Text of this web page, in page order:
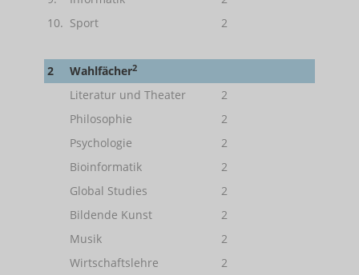
10. Sport 2
2 Wahlfächer2
Literatur und Theater
2
Philosophie
2
Psychologie
2
Bioinformatik
2
Global Studies
2
Bildende Kunst
2
Musik
2
Wirtschaftslehre
2